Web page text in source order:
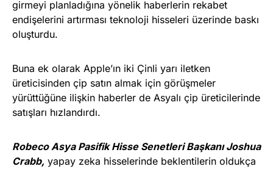
girmeyi planladığına yönelik haberlerin rekabet
endişelerini artırması teknoloji hisseleri üzerinde baskı
oluşturdu.
Buna ek olarak Apple’ın iki Çinli yarı iletken
üreticisinden çip satın almak için görüşmeler
yürüttüğüne ilişkin haberler de Asyalı çip üreticilerinde
satışları hızlandırdı.
Robeco Asya Pasifik Hisse Senetleri Başkanı Joshua
Crabb, yapay zeka hisselerinde beklentilerin oldukça